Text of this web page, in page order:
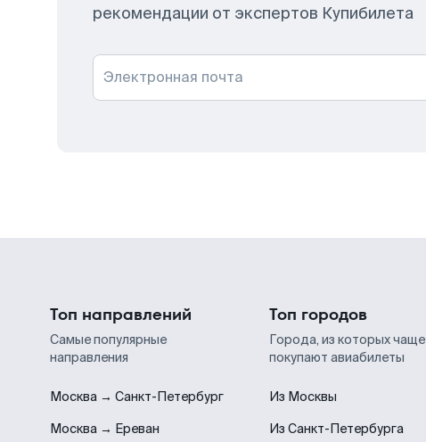
рекомендации от экспертов Купибилета
Электронная почта
Топ направлений
Самые популярные
направления
Москва → Санкт-Петербург
Москва → Ереван
Топ городов
Города, из которых чаще
покупают авиабилеты
Из Москвы
Из Санкт-Петербурга